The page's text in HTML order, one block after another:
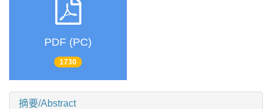
PDF (PC)
1730
摘要/Abstract